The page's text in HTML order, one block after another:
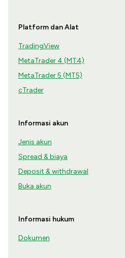
Platform dan Alat
TradingView
MetaTrader 4 (MT4)
MetaTrader 5 (MT5)
cTrader
Informasi akun
Jenis akun
Spread & biaya
Deposit & withdrawal
Buka akun
Informasi hukum
Dokumen